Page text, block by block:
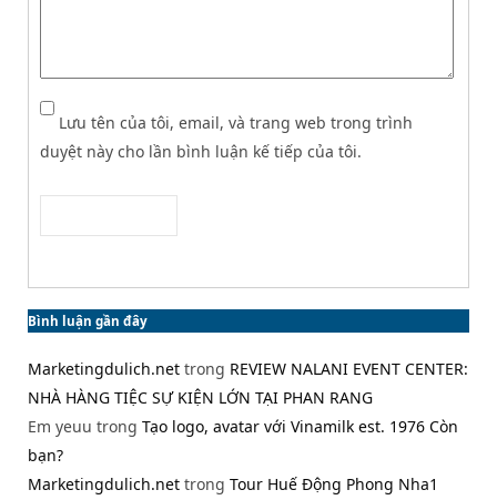
Lưu tên của tôi, email, và trang web trong trình
duyệt này cho lần bình luận kế tiếp của tôi.
Bình luận gần đây
Marketingdulich.net trong REVIEW NALANI EVENT CENTER:
NHÀ HÀNG TIỆC SỰ KIỆN LỚN TẠI PHAN RANG
Em yeuu trong Tạo logo, avatar với Vinamilk est. 1976 Còn
bạn?
Marketingdulich.net trong Tour Huế Động Phong Nha1